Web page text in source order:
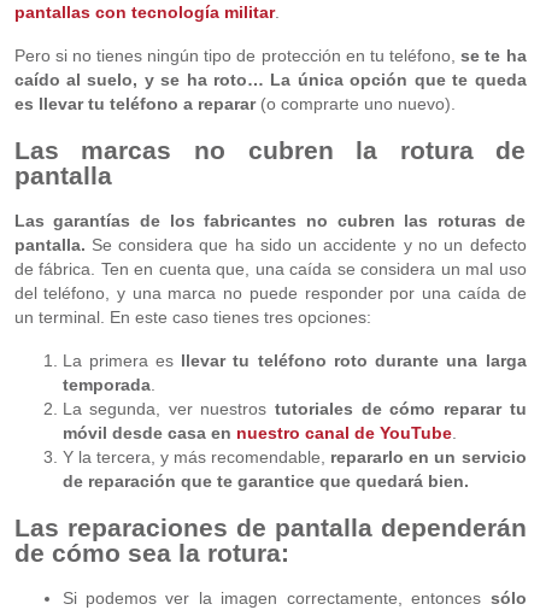
pantallas con tecnología militar.
Pero si no tienes ningún tipo de protección en tu teléfono, se te ha
caído al suelo, y se ha roto… La única opción que te queda
es llevar tu teléfono a reparar(o comprarte uno nuevo).
Las marcas no cubren la rotura de
pantalla
Las garantías de los fabricantes no cubren las roturas de
pantalla. Se considera que ha sido un accidente y no un defecto
de fábrica. Ten en cuenta que, una caída se considera un mal uso
del teléfono, y una marca no puede responder por una caída de
un terminal. En este caso tienes tres opciones:
La primera es llevar tu teléfono roto durante una larga
temporada.
La segunda, ver nuestros tutoriales de cómo reparar tu
móvil desde casa en nuestro canal de YouTube.
Y la tercera, y más recomendable, repararlo en un servicio
de reparación que te garantice que quedará bien.
Las reparaciones de pantalla dependerán
de cómo sea la rotura:
Si podemos ver la imagen correctamente, entonces sólo